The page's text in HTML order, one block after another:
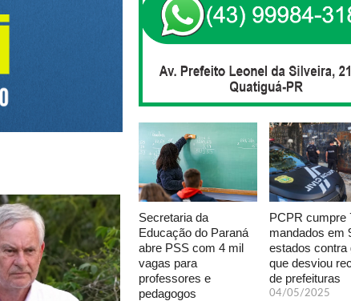
Secretaria da
Educação do Paraná
abre PSS com 4 mil
vagas para
professores e
pedagogos
PCPR cumpre
mandados em
estados contra
que desviou
de prefeituras
04/05/2025